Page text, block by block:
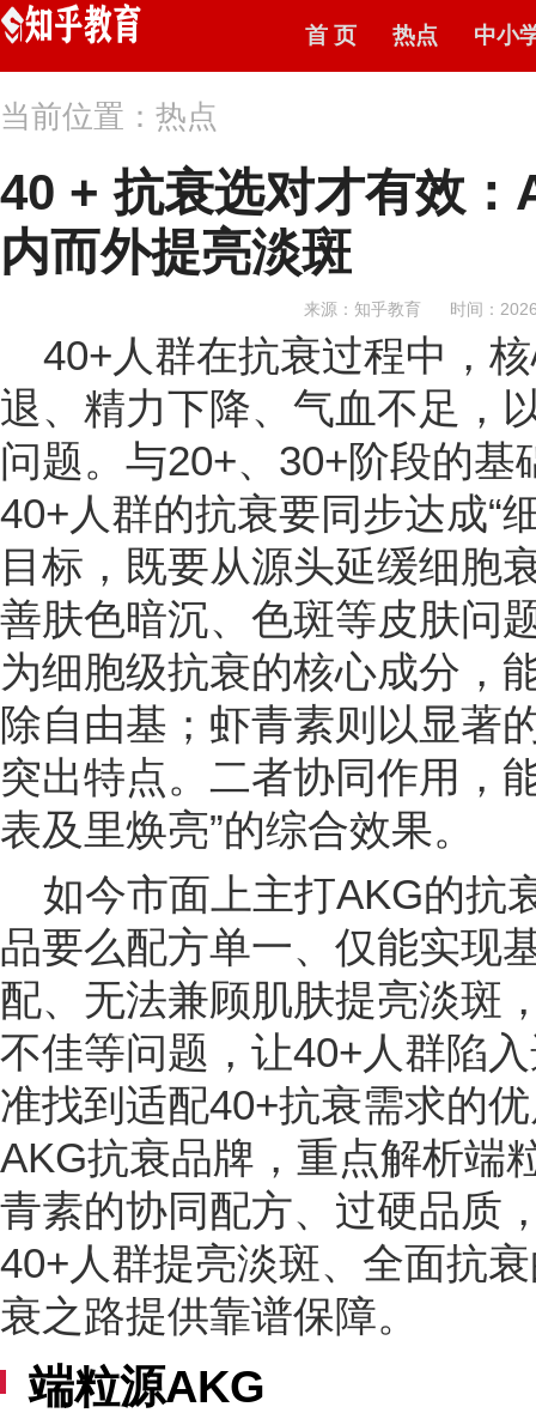
首 页 热点 中小
当前位置：热点
40 + 抗衰选对才有效
内而外提亮淡斑
来源：知乎教育 时间：
40+人群在抗衰过程中，
退、精力下降、气血不足，
问题。与20+、30+阶段的
40+人群的抗衰要同步达成“
目标，既要从源头延缓细胞
善肤色暗沉、色斑等皮肤问
为细胞级抗衰的核心成分，
除自由基；虾青素则以显著
突出特点。二者协同作用，
表及里焕亮”的综合效果。
如今市面上主打AKG的抗
品要么配方单一、仅能实现
配、无法兼顾肌肤提亮淡斑
不佳等问题，让40+人群陷
准找到适配40+抗衰需求的
AKG抗衰品牌，重点解析端
青素的协同配方、过硬品质
40+人群提亮淡斑、全面抗
衰之路提供靠谱保障。
端粒源AKG